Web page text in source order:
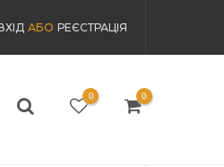
АБО РЕЄСТРАЦІЯ
0 0